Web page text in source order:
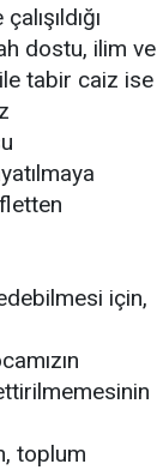
dostu, ilim ve
tabir caiz ise
için,
toplum